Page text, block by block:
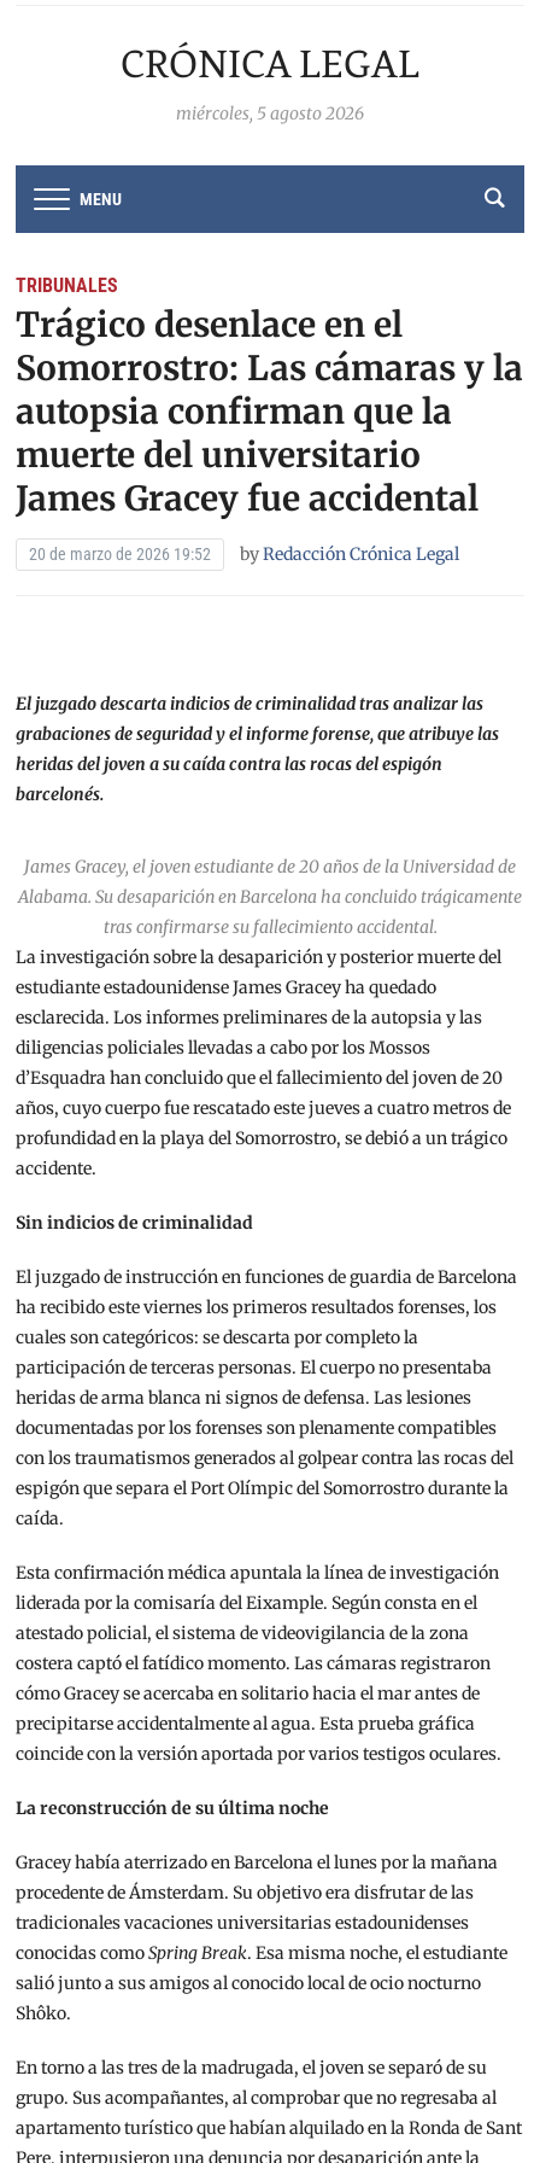
CRÓNICA LEGAL
miércoles, 5 agosto 2026
MENU
TRIBUNALES
Trágico desenlace en el
Somorrostro: Las cámaras y la
autopsia confirman que la
muerte del universitario
James Gracey fue accidental
20 de marzo de 2026 19:52 byRedacción Crónica Legal
El juzgado descarta indicios de criminalidad tras analizar las
grabaciones de seguridad y el informe forense, que atribuye las
heridas del joven a su caída contra las rocas del espigón
barcelonés.
James Gracey, el joven estudiante de 20 años de la Universidad de
Alabama. Su desaparición en Barcelona ha concluido trágicamente
tras confirmarse su fallecimiento accidental.
La investigación sobre la desaparición y posterior muerte del
estudiante estadounidense James Gracey ha quedado
esclarecida. Los informes preliminares de la autopsia y las
diligencias policiales llevadas a cabo por los Mossos
d’Esquadra han concluido que el fallecimiento del joven de 20
años, cuyo cuerpo fue rescatado este jueves a cuatro metros de
profundidad en la playa del Somorrostro, se debió a un trágico
accidente.
Sin indicios de criminalidad
El juzgado de instrucción en funciones de guardia de Barcelona
ha recibido este viernes los primeros resultados forenses, los
cuales son categóricos: se descarta por completo la
participación de terceras personas. El cuerpo no presentaba
heridas de arma blanca ni signos de defensa. Las lesiones
documentadas por los forenses son plenamente compatibles
con los traumatismos generados al golpear contra las rocas del
espigón que separa el Port Olímpic del Somorrostro durante la
caída.
Esta confirmación médica apuntala la línea de investigación
liderada por la comisaría del Eixample. Según consta en el
atestado policial, el sistema de videovigilancia de la zona
costera captó el fatídico momento. Las cámaras registraron
cómo Gracey se acercaba en solitario hacia el mar antes de
precipitarse accidentalmente al agua. Esta prueba gráfica
coincide con la versión aportada por varios testigos oculares.
La reconstrucción de su última noche
Gracey había aterrizado en Barcelona el lunes por la mañana
procedente de Ámsterdam. Su objetivo era disfrutar de las
tradicionales vacaciones universitarias estadounidenses
conocidas comoSpring Break. Esa misma noche, el estudiante
salió junto a sus amigos al conocido local de ocio nocturno
Shôko.
En torno a las tres de la madrugada, el joven se separó de su
grupo. Sus acompañantes, al comprobar que no regresaba al
apartamento turístico que habían alquilado en la Ronda de Sant
Pere, interpusieron una denuncia por desaparición ante la